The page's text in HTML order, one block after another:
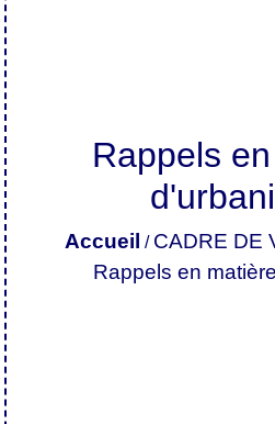
Rappels
Accueil / CADRE DE
Rappels en